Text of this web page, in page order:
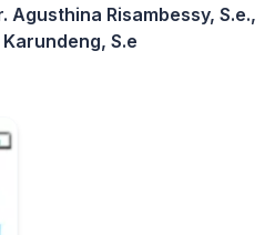
Agusthina Risambessy, S.e.,
Karundeng, S.e